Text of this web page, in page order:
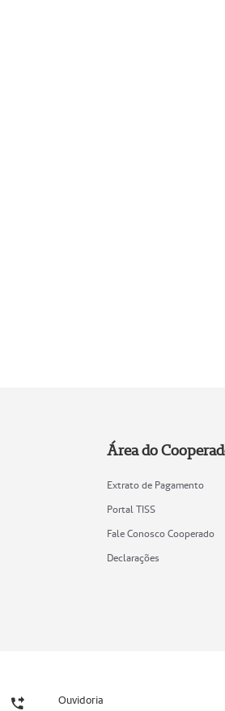
Área do
Extrato de Pagamento
Portal TISS
Fale Conosco Cooperado
Declarações
Ouvidoria